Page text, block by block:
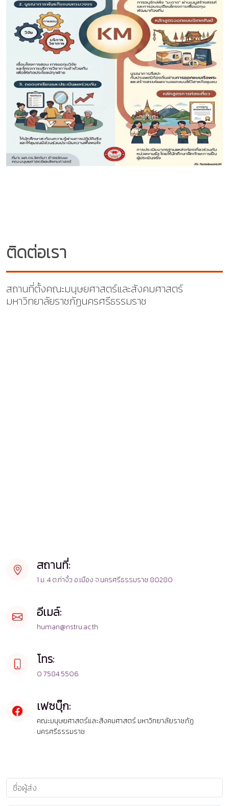
ติดต่อเรา
สถานที่ตั้งคณะมนุษยศาสตร์และสังคมศาสตร์
มหาวิทยาลัยราชภัฏนครศรีธรรมราช
สถานที่:
1 ม. 4 ต.ท่างิ้ว อ.เมือง จ.นครศรีธรรมราช 80280
อีเมล์:
human@nstru.ac.th
โทร:
0 7584 5506
เฟซบุ๊ก:
คณะมนุษยศาสตร์และสังคมศาสตร์ มหาวิทยาลัยราชภัฏ
นครศรีธรรมราช